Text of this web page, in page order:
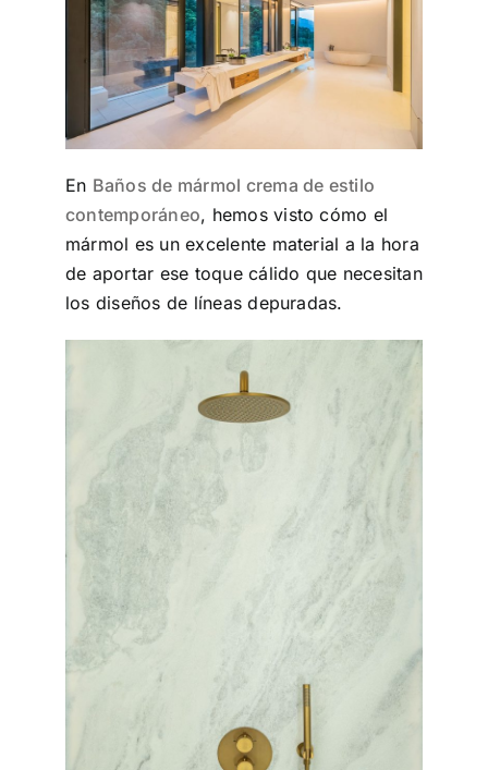
En Baños de mármol crema de estilo
contemporáneo, hemos visto cómo el
mármol es un excelente material a la hora
de aportar ese toque cálido que necesitan
los diseños de líneas depuradas.